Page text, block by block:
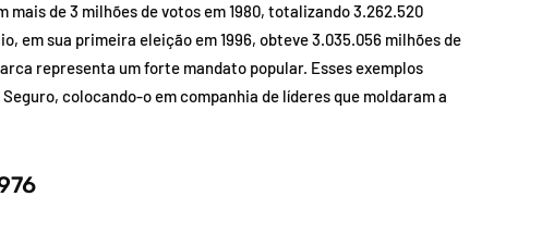
de 3 milhões de votos em 1980, totalizando 3.262.520
em sua primeira eleição em 1996, obteve 3.035.056 milhões de
representa um forte mandato popular. Esses exemplos
colocando-o em companhia de líderes que moldaram a